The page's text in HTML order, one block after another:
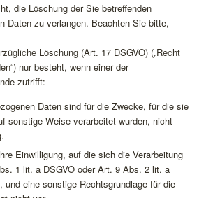
die Löschung der Sie betreffenden
Daten zu verlangen. Beachten Sie bitte,
Löschung (Art. 17 DSGVO) („Recht
nur besteht, wenn einer der
zutrifft:
Daten sind für die Zwecke, für die sie
sonstige Weise verarbeitet wurden, nicht
Einwilligung, auf die sich die Verarbeitung
1 lit. a DSGVO oder Art. 9 Abs. 2 lit. a
und eine sonstige Rechtsgrundlage für die